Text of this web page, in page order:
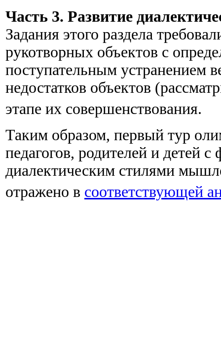
Часть 3. Развитие
Задания этого раздела
рукотворных объектов с
поступательным устранением
недостатков объектов
этапе их совершенствования.
Таким образом, первый тур
педагогов, родителей и детей
диалектическим стилями
отражено в соответствующей